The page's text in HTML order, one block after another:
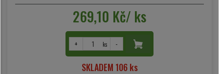
269,10 Kč/ ks
+ ks -
SKLADEM 106 ks